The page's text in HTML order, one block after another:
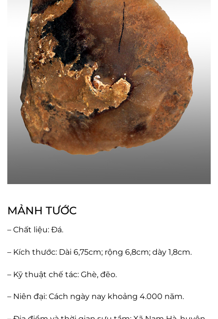
MẢNH TƯỚC
– Chất liệu: Đá.
– Kích thước: Dài 6,75cm; rộng 6,8cm; dày 1,8cm.
– Kỹ thuật chế tác: Ghè, đẽo.
– Niên đại: Cách ngày nay khoảng 4.000 năm.